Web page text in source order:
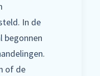
In de
begonnen
of de